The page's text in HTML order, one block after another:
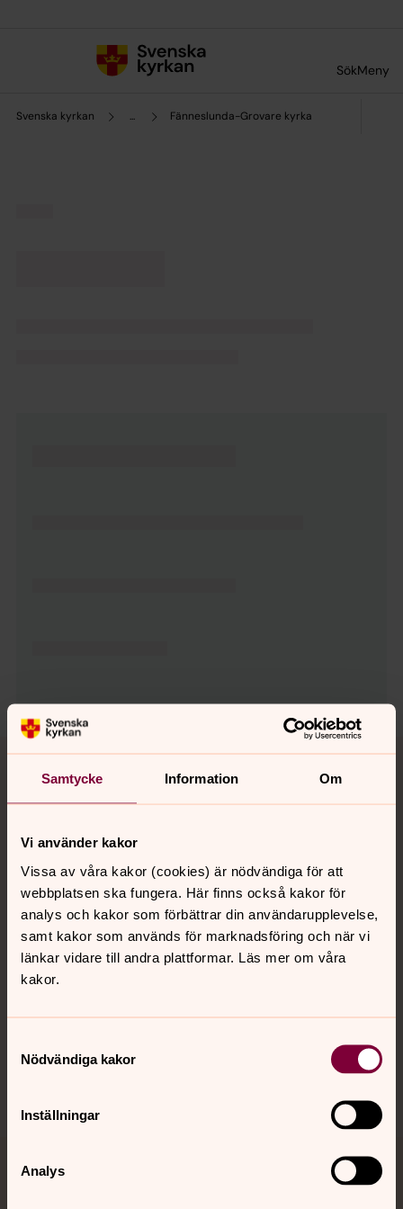
Samtycke Information Om
Vi använder kakor
Vissa av våra kakor (cookies) är nödvändiga för att
webbplatsen ska fungera. Här finns också kakor för
analys och kakor som förbättrar din användarupplevelse,
samt kakor som används för marknadsföring och när vi
länkar vidare till andra plattformar. Läs mer om våra
kakor.
Nödvändiga kakor
Inställningar
Analys
SökMeny
Svenska kyrkan ... Fänneslunda-Grovare kyrka
Tillbaka till toppen
Tillbaka till innehållet
Kontakt
Kalender
Hitta snabbt
Jourhavande präst